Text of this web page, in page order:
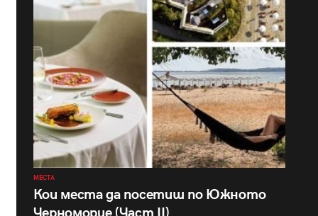
МЕСТА
Кои места да посетиш по Южното